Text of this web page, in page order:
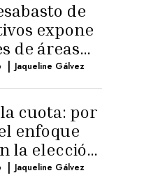
de
expone
de áreas
| Jaqueline Gálvez
cuota: por
enfoque
la elección
| Jaqueline Gálvez